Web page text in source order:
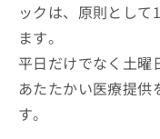
ックは、原則とし
ます。
平日だけでなく土曜
あたたかい医療提供
す。